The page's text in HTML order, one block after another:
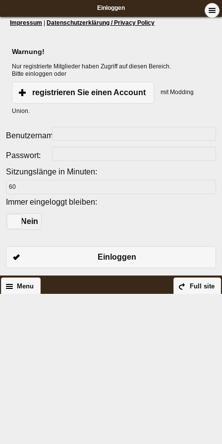
Einloggen
Impressum Datenschutzerklärung / Privacy Policy
Warnung!
Nur registrierte Mitglieder haben Zugriff auf diesen Bereich.
Bitte einloggen oder
registrieren Sie einen Account mit Modding
Union.
Benutzername:
Passwort:
Sitzungslänge in Minuten:
Immer eingeloggt bleiben:
Nein
Einloggen
Full site
Menu